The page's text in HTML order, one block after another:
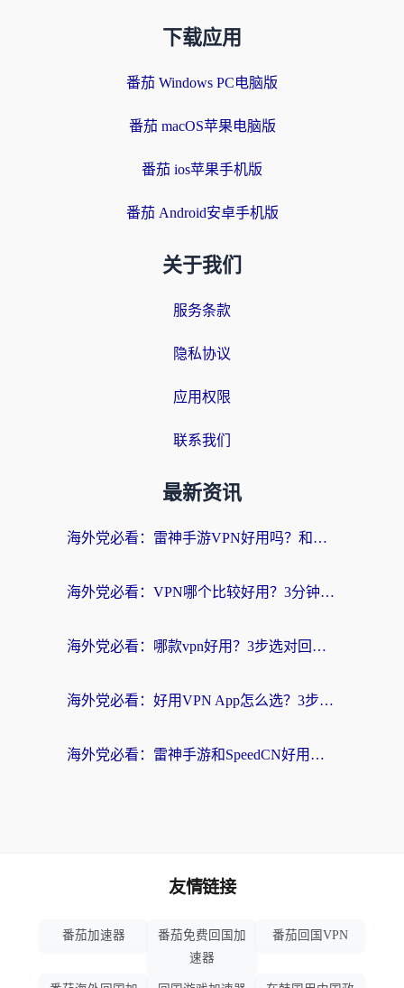
下载应用
番茄 Windows PC电脑版
番茄 macOS苹果电脑版
番茄 ios苹果手机版
番茄 Android安卓手机版
关于我们
服务条款
隐私协议
应用权限
联系我们
最新资讯
海外党必看：雷神手游VPN好用吗？和天速回国VPN对比哪个回国效果更好？附实用加速器选择指南
海外党必看：VPN哪个比较好用？3分钟找到适合你的回国加速方案
海外党必看：哪款vpn好用？3步选对回国加速器，无缝刷剧玩游戏
海外党必看：好用VPN App怎么选？3步教你无缝访问国内资源
海外党必看：雷神手游和SpeedCN好用吗？3招选对回国加速器无缝刷国内资源
友情链接
番茄加速器
番茄免费回国加
速器
番茄回国VPN